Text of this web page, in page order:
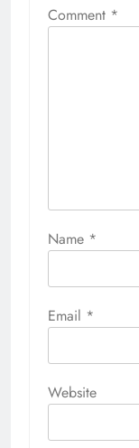
Comment *
Name *
Email *
Website